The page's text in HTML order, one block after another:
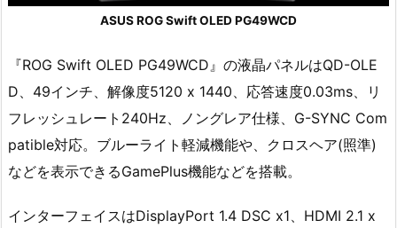
ASUS ROG Swift OLED PG49WCD
『ROG Swift OLED PG49WCD』の液晶パネルはQD-OLE
D、49インチ、解像度5120 x 1440、応答速度0.03ms、リ
フレッシュレート240Hz、ノングレア仕様、G-SYNC Com
patible対応。ブルーライト軽減機能や、クロスヘア(照準)
などを表示できるGamePlus機能などを搭載。
インターフェイスはDisplayPort 1.4 DSC x1、HDMI 2.1 x